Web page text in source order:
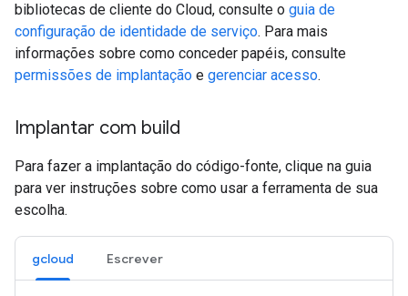
bibliotecas de cliente do Cloud, consulte o guia de
configuração de identidade de serviço. Para mais
informações sobre como conceder papéis, consulte
permissões de implantação e gerenciar acesso.
Implantar com build
Para fazer a implantação do código-fonte, clique na guia
para ver instruções sobre como usar a ferramenta de sua
escolha.
gcloud Escrever